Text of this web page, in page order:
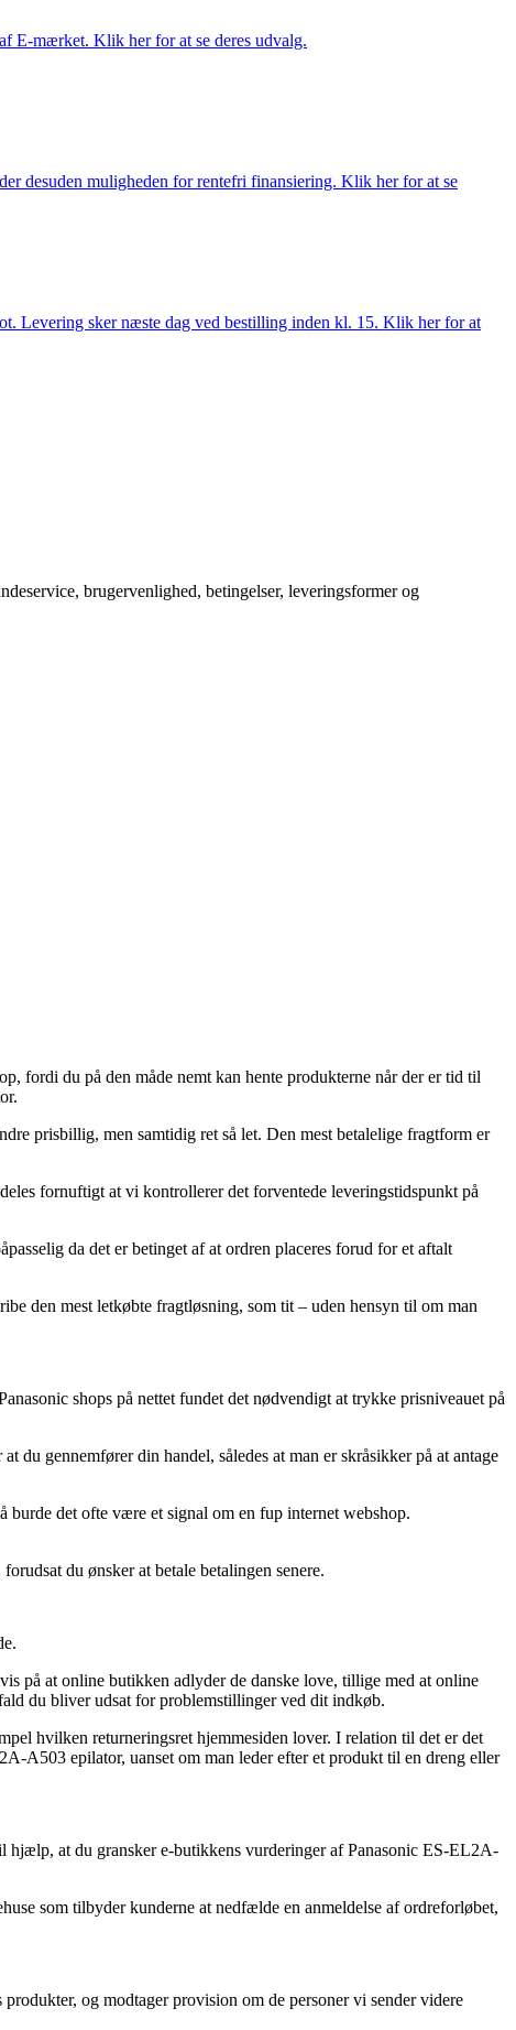
E-mærket. Klik her for at se deres udvalg.
desuden muligheden for rentefri finansiering. Klik her for at se
Levering sker næste dag ved bestilling inden kl. 15. Klik her for at
brugervenlighed, betingelser, leveringsformer og
fordi du på den måde nemt kan hente produkterne når der er tid til
prisbillig, men samtidig ret så let. Den mest betalelige fragtform er
fornuftigt at vi kontrollerer det forventede leveringstidspunkt på
da det er betinget af at ordren placeres forud for et aftalt
den mest letkøbte fragtløsning, som tit – uden hensyn til om man
shops på nettet fundet det nødvendigt at trykke prisniveauet på
gennemfører din handel, således at man er skråsikker på at antage
burde det ofte være et signal om en fup internet webshop.
du ønsker at betale betalingen senere.
på at online butikken adlyder de danske love, tillige med at online
du bliver udsat for problemstillinger ved dit indkøb.
hvilken returneringsret hjemmesiden lover. I relation til det er det
A503 epilator, uanset om man leder efter et produkt til en dreng eller
at du gransker e-butikkens vurderinger af Panasonic ES-EL2A-
som tilbyder kunderne at nedfælde en anmeldelse af ordreforløbet,
og modtager provision om de personer vi sender videre